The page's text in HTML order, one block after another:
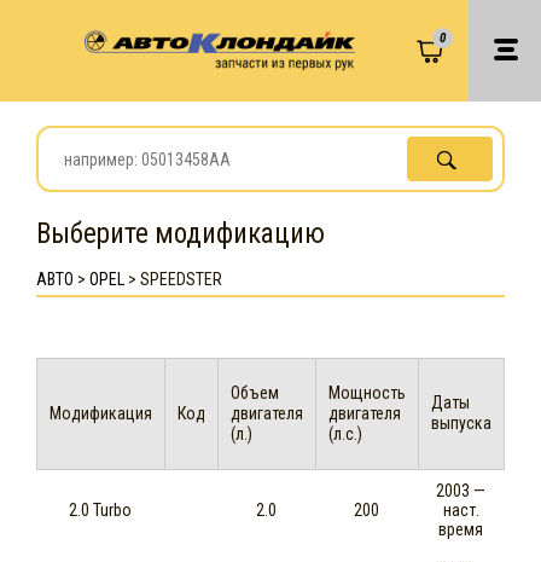
0
Выберите модификацию
АВТО > OPEL > SPEEDSTER
Модификация Код
Объем
двигателя
(л.)
Мощность
двигателя
(л.с.)
Даты
выпуска
2.0 Turbo 2.0 200
2003 —
наст.
время